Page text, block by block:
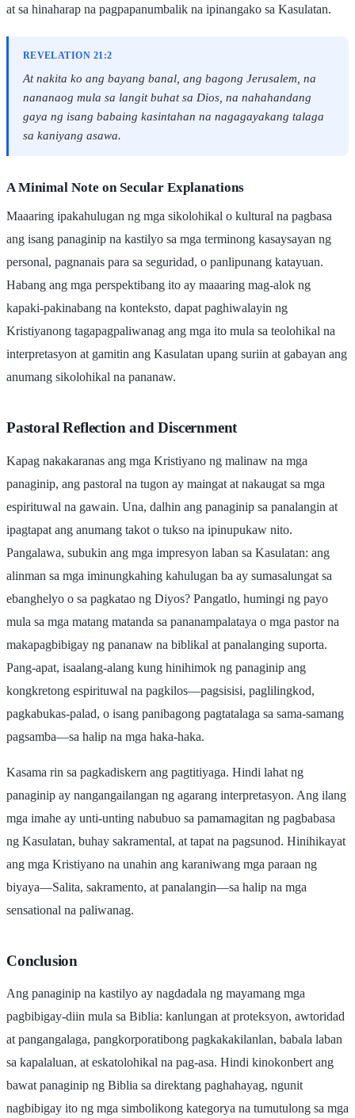
at sa hinaharap na pagpapanumbalik na ipinangako sa Kasulatan.
REVELATION 21:2
At nakita ko ang bayang banal, ang bagong Jerusalem, na
nananaog mula sa langit buhat sa Dios, na nahahandang
gaya ng isang babaing kasintahan na nagagayakang talaga
sa kaniyang asawa.
A Minimal Note on Secular Explanations
Maaaring ipakahulugan ng mga sikolohikal o kultural na pagbasa
ang isang panaginip na kastilyo sa mga terminong kasaysayan ng
personal, pagnanais para sa seguridad, o panlipunang katayuan.
Habang ang mga perspektibang ito ay maaaring mag-alok ng
kapaki-pakinabang na konteksto, dapat paghiwalayin ng
Kristiyanong tagapagpaliwanag ang mga ito mula sa teolohikal na
interpretasyon at gamitin ang Kasulatan upang suriin at gabayan ang
anumang sikolohikal na pananaw.
Pastoral Reflection and Discernment
Kapag nakakaranas ang mga Kristiyano ng malinaw na mga
panaginip, ang pastoral na tugon ay maingat at nakaugat sa mga
espirituwal na gawain. Una, dalhin ang panaginip sa panalangin at
ipagtapat ang anumang takot o tukso na ipinupukaw nito.
Pangalawa, subukin ang mga impresyon laban sa Kasulatan: ang
alinman sa mga iminungkahing kahulugan ba ay sumasalungat sa
ebanghelyo o sa pagkatao ng Diyos? Pangatlo, humingi ng payo
mula sa mga matang matanda sa pananampalataya o mga pastor na
makapagbibigay ng pananaw na biblikal at panalanging suporta.
Pang-apat, isaalang-alang kung hinihimok ng panaginip ang
kongkretong espirituwal na pagkilos—pagsisisi, paglilingkod,
pagkabukas-palad, o isang panibagong pagtatalaga sa sama-samang
pagsamba—sa halip na mga haka-haka.
Kasama rin sa pagkadiskern ang pagtitiyaga. Hindi lahat ng
panaginip ay nangangailangan ng agarang interpretasyon. Ang ilang
mga imahe ay unti-unting nabubuo sa pamamagitan ng pagbabasa
ng Kasulatan, buhay sakramental, at tapat na pagsunod. Hinihikayat
ang mga Kristiyano na unahin ang karaniwang mga paraan ng
biyaya—Salita, sakramento, at panalangin—sa halip na mga
sensational na paliwanag.
Conclusion
Ang panaginip na kastilyo ay nagdadala ng mayamang mga
pagbibigay-diin mula sa Biblia: kanlungan at proteksyon, awtoridad
at pangangalaga, pangkorporatibong pagkakakilanlan, babala laban
sa kapalaluan, at eskatolohikal na pag-asa. Hindi kinokonbert ang
bawat panaginip ng Biblia sa direktang paghahayag, ngunit
nagbibigay ito ng mga simbolikong kategorya na tumutulong sa mga